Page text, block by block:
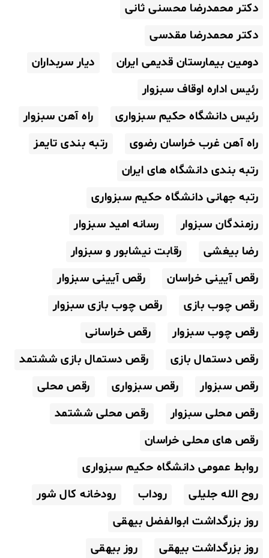
دکتر محمدرضا محسنی ثانی
دکتر محمدرضا مقدسی
دومین بیمارستان قدیمی ایران
دیار سربداران
رئیس اداره اوقاف سبزوار
رئیس دانشگاه حکیم سبزواری
راه آهن سبزوار
راه آهن غرب خراسان رضوی
رتبه بندی تایمز
رتبه بندی دانشگاه های ایران
رتبه جهانی دانشگاه حکیم سبزواری
رزمندگان سبزوار
رسانه امید سبزوار
رضا بیغشی
رقابت نیشابور و سبزوار
رقص آیینی خراسان
رقص آیینی سبزوار
رقص چوب بازی
رقص چوب بازی سبزوار
رقص چوب سبزوار
رقص خراسانی
رقص دستمال بازی
رقص دستمال بازی ششتمد
رقص سبزوار
رقص سبزواری
رقص محلی
رقص محلی سبزوار
رقص محلی ششتمد
رقص های محلی خراسان
روابط عمومی دانشگاه حکیم سبزواری
روح الله جلیلی
روداب
رودخانه کال شور
روز بزرگداشت ابوالفضل بیهقی
روز بزرگداشت بیهقی
روز بیهقی